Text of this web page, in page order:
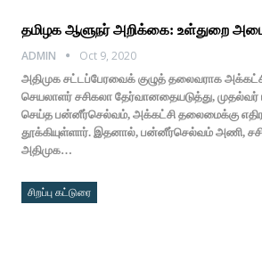
தமிழக ஆளுநர் அறிக்கை: உள்துறை
ADMIN
Oct 9, 2020
அதிமுக சட்டப்பேரவைக் குழுத் தலைவராக
செயலாளர் சசிகலா தேர்வானதையடுத்து, முதல்வர்
செய்த பன்னீர்செல்வம், அக்கட்சி தலைமைக்கு
தூக்கியுள்ளார். இதனால், பன்னீர்செல்வம் அணி,
அதிமுக…
சிறப்பு கட்டுரை